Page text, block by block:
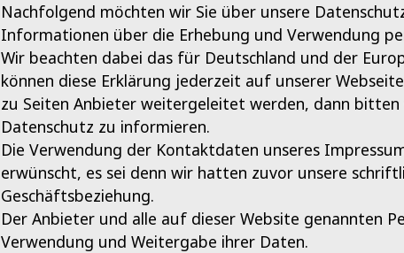
Nachfolgend möchten wir Sie über unsere
Informationen über die Erhebung und Verwendung
Wir beachten dabei das für Deutschland und der
können diese Erklärung jederzeit auf unserer
zu Seiten Anbieter weitergeleitet werden, dann
Datenschutz zu informieren.
Die Verwendung der Kontaktdaten unseres
erwünscht, es sei denn wir hatten zuvor unsere
Geschäftsbeziehung.
Der Anbieter und alle auf dieser Website genannten
Verwendung und Weitergabe ihrer Daten.